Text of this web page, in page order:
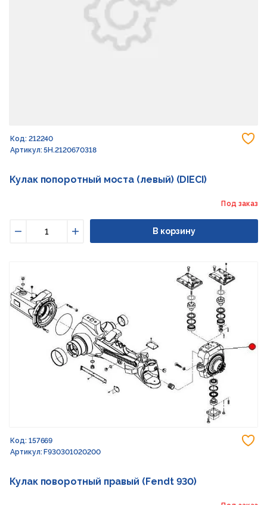
Код: 212240
Артикул: 5H.2120670318
Кулак попоротный моста (левый) (DIECI)
Под заказ
Увеличить
В корзину
Код: 157669
Артикул: F930301020200
Кулак поворотный правый (Fendt 930)